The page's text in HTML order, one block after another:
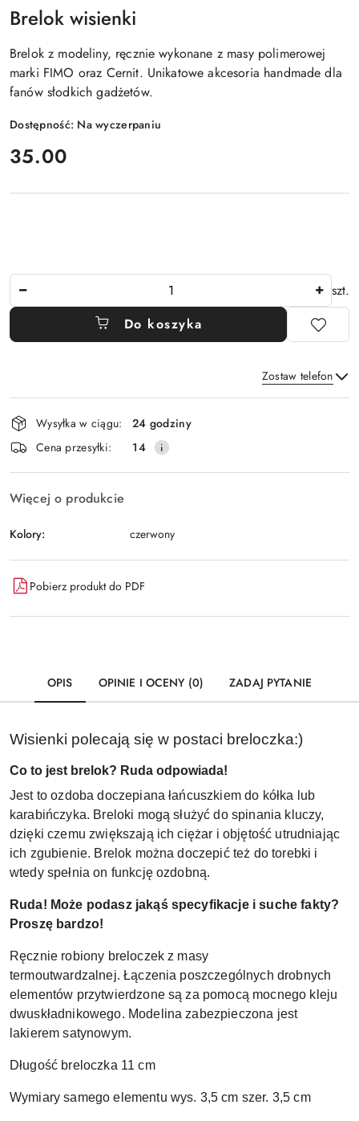
Brelok wisienki
Brelok z modeliny, ręcznie wykonane z masy polimerowej
marki FIMO oraz Cernit. Unikatowe akcesoria handmade dla
fanów słodkich gadżetów.
Dostępność: Na wyczerpaniu
cena:
35.00
szt.
Do koszyka
Zostaw telefon
Wyślij
Dostępność
i
dostawa
Wysyłka w ciągu:
24 godziny
Cena przesyłki:
14
Więcej o produkcie
Kolory: czerwony
Pobierz produkt do PDF
OPIS OPINIE I OCENY (0) ZADAJ PYTANIE
Wisienki polecają się w postaci breloczka:)
Co to jest brelok? Ruda odpowiada!
Jest to ozdoba doczepiana łańcuszkiem do kółka lub
karabińczyka. Breloki mogą służyć do spinania kluczy,
dzięki czemu zwiększają ich ciężar i objętość utrudniając
ich zgubienie. Brelok można doczepić też do torebki i
wtedy spełnia on funkcję ozdobną.
Ruda! Może podasz jakąś specyfikacje i suche fakty?
Proszę bardzo!
Ręcznie robiony breloczek z masy
termoutwardzalnej. Łączenia poszczególnych drobnych
elementów przytwierdzone są za pomocą mocnego kleju
dwuskładnikowego. Modelina zabezpieczona jest
lakierem satynowym.
Długość breloczka 11 cm
Wymiary samego elementu wys. 3,5 cm szer. 3,5 cm